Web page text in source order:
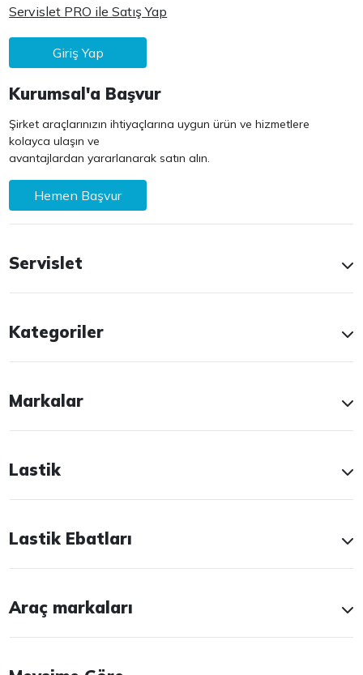
Servislet PRO ile Satış Yap
Giriş Yap
Kurumsal'a Başvur
Şirket araçlarınızın ihtiyaçlarına uygun ürün ve hizmetlere
kolayca ulaşın ve
avantajlardan yararlanarak satın alın.
Hemen Başvur
Servislet
Kategoriler
Markalar
Lastik
Lastik Ebatları
Araç markaları